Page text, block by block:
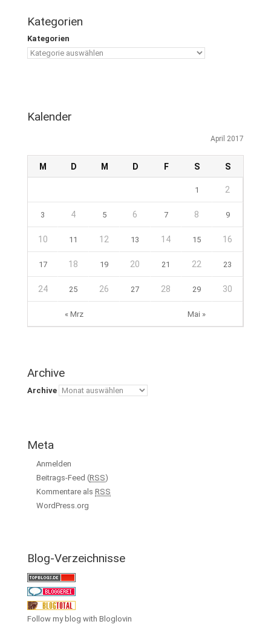
Kategorien
Kategorien
Kalender
April 2017
M D M D F S S
« Mrz Mai »
1 2
3 4 5 6 7 8 9
10 11 12 13 14 15 16
17 18 19 20 21 22 23
24 25 26 27 28 29 30
Archive
Archive
Meta
Anmelden
Beitrags-Feed (RSS)
Kommentare als RSS
WordPress.org
Blog-Verzeichnisse
Follow my blog with Bloglovin